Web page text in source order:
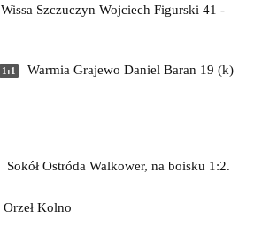
Wissa Szczuczyn Wojciech Figurski 41 -
1:1 Warmia Grajewo Daniel Baran 19 (k)
Sokół Ostróda Walkower, na boisku 1:2.
Orzeł Kolno